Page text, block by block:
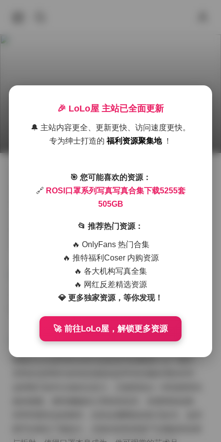
2026年6月30日 下午7:55 抖音反差 jk制服白丝袜小仙女
在众多写真作品中，ROSI口罩系列以其独特的视觉语言
和细腻的情感表达脱颖而出。这一套合集收录了5255套
高清图片，总容量达到505GB，几乎涵盖了该系列自推
展开，却在光影、色彩与模特的肢体语言中找到无限变
高清资源链接:
画面往往在柔和的自然光或是室内的暖黄灯光下展开，
🎉 LoLo屋 主站已全面更新
🔔 主站内容更全、更新更快、访问速度更快。
专为绅士打造的福利资源聚集地 ！
🎯 您可能喜欢的资源：
🔗 ROSI口罩系列写真写真合集下载5255套
505GB
📂 推荐热门资源：
🔥 OnlyFans 热门合集
🔥 推特福利Coser 内购资源
🔥 各大机构写真全集
🔥 网红反差精选资源
💎 更多独家资源，等你发现！
🚀 前往LoLo屋，解锁更多资源